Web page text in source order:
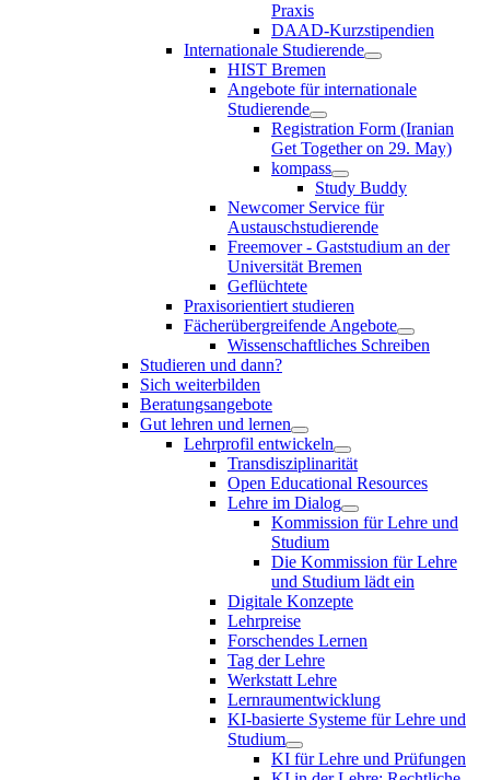
Praxis
DAAD-Kurzstipendien
Internationale Studierende
HIST Bremen
Angebote für internationale
Studierende
Registration Form (Iranian
Get Together on 29. May)
kompass
Study Buddy
Newcomer Service für
Austauschstudierende
Freemover - Gaststudium an der
Universität Bremen
Geflüchtete
Praxisorientiert studieren
Fächerübergreifende Angebote
Wissenschaftliches Schreiben
Studieren und dann?
Sich weiterbilden
Beratungsangebote
Gut lehren und lernen
Lehrprofil entwickeln
Transdisziplinarität
Open Educational Resources
Lehre im Dialog
Kommission für Lehre und
Studium
Die Kommission für Lehre
und Studium lädt ein
Digitale Konzepte
Lehrpreise
Forschendes Lernen
Tag der Lehre
Werkstatt Lehre
Lernraumentwicklung
KI-basierte Systeme für Lehre und
Studium
KI für Lehre und Prüfungen